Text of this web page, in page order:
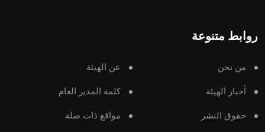
روابط متنوعة
من نحن عن الهيئة
أخبار الهيئة كلمة المدير العام
حقوق النشر مواقع ذات صلة